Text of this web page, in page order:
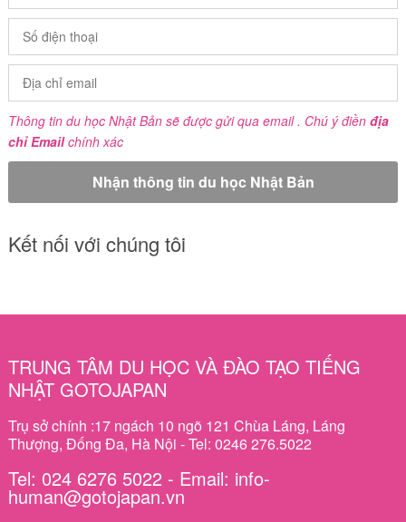
Thông tin du học Nhật Bản sẽ được gửi qua email . Chú ý điền địa
chỉ Emailchính xác
Kết nối với chúng tôi
TRUNG TÂM DU HỌC VÀ ĐÀO TẠO TIẾNG
NHẬT GOTOJAPAN
Trụ sở chính :17 ngách 10 ngõ 121 Chùa Láng, Láng
Thượng, Đống Đa, Hà Nội - Tel: 0246 276.5022
Tel: 024 6276 5022 - Email: info-
human@gotojapan.vn